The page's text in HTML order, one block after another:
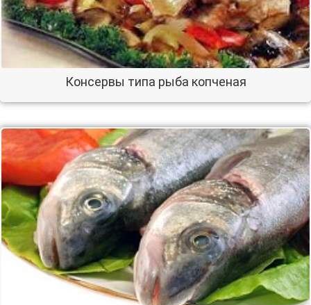
Консервы типа рыба копченая